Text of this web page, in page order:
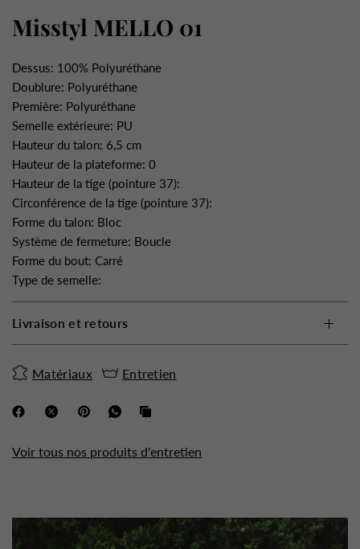
Misstyl MELLO 01
Dessus: 100% Polyuréthane
Doublure: Polyuréthane
Première: Polyuréthane
Semelle extérieure: PU
Hauteur du talon: 6,5 cm
Hauteur de la plateforme: 0
Hauteur de la tige (pointure 37):
Circonférence de la tige (pointure 37):
Forme du talon: Bloc
Système de fermeture: Boucle
Forme du bout: Carré
Type de semelle:
Livraison et retours
Matériaux Entretien
Voir tous nos produits d'entretien